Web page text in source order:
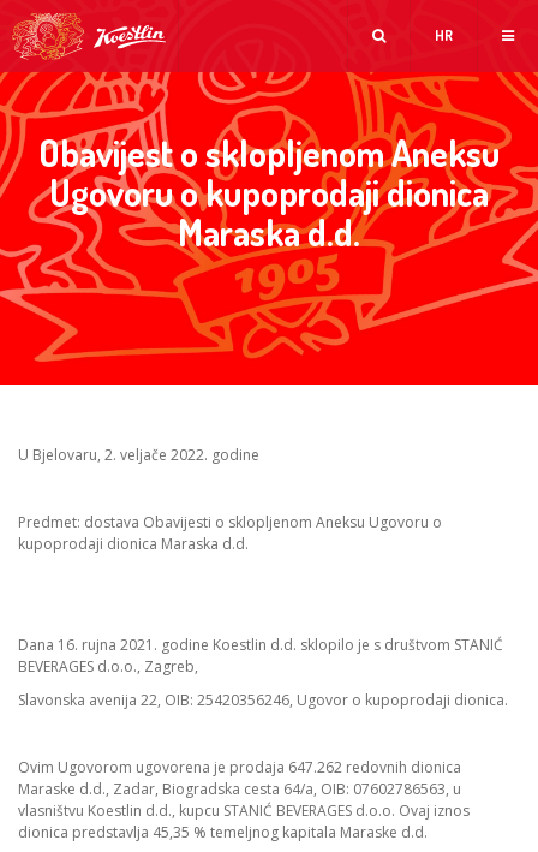
HR
Obavijest o sklopljenom Aneksu
Ugovoru o kupoprodaji dionica
Maraska d.d.
U Bjelovaru, 2. veljače 2022. godine
Predmet: dostava Obavijesti o sklopljenom Aneksu Ugovoru o
kupoprodaji dionica Maraska d.d.
Dana 16. rujna 2021. godine Koestlin d.d. sklopilo je s društvom STANIĆ
BEVERAGES d.o.o., Zagreb,
Slavonska avenija 22, OIB: 25420356246, Ugovor o kupoprodaji dionica.
Ovim Ugovorom ugovorena je prodaja 647.262 redovnih dionica
Maraske d.d., Zadar, Biogradska cesta 64/a, OIB: 07602786563, u
vlasništvu Koestlin d.d., kupcu STANIĆ BEVERAGES d.o.o. Ovaj iznos
dionica predstavlja 45,35 % temeljnog kapitala Maraske d.d.